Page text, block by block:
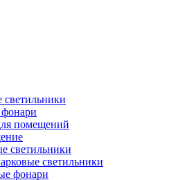
светильники
помещений
светильники
светильники
фонари